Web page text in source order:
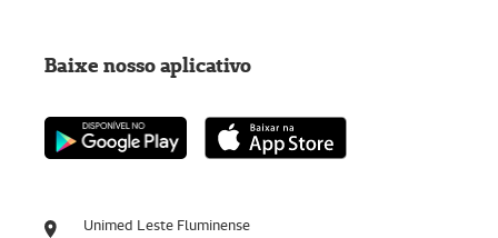
Unimed Leste Fluminense
Baixe nosso aplicativo